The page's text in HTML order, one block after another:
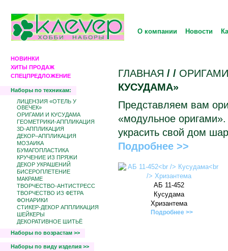
О компании Новости
НОВИНКИ
ХИТЫ ПРОДАЖ
СПЕЦПРЕДЛОЖЕНИЕ
Наборы по техникам:
ЛИЦЕНЗИЯ «ОТЕЛЬ У
ОВЕЧЕК»
ОРИГАМИ И КУСУДАМА
ГЕОМЕТРИКИ-АППЛИКАЦИЯ
3D-АППЛИКАЦИЯ
ДЕКОР–АППЛИКАЦИЯ
МОЗАИКА
БУМАГОПЛАСТИКА
КРУЧЕНИЕ ИЗ ПРЯЖИ
ДЕКОР УКРАШЕНИЙ
БИCЕРОПЛЕТЕНИЕ
МАКРАМЕ
ТВОРЧЕСТВО-АНТИСТРЕСС
ТВОРЧЕСТВО ИЗ ФЕТРА
ФОНАРИКИ
СТИКЕР-ДЕКОР АППЛИКАЦИЯ
ШЕЙКЕРЫ
ДЕКОРАТИВНОЕ ШИТЬЁ
Наборы по возрастам >>
Наборы по виду изделия >>
ГЛАВНАЯ / /
КУСУДАМА»
Представляем вам
«модульное
украсить свой дом
Подробнее >>
АБ 11-452
Кусудама
Хризантема
Подробнее >>